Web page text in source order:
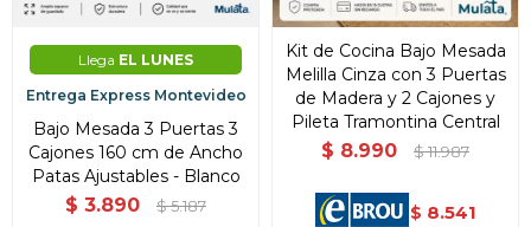
Llega EL LUNES
Entrega Express Montevideo
Bajo Mesada 3 Puertas 3
Cajones 160 cm de Ancho
Patas Ajustables - Blanco
$ 3.890 $ 5.187
Kit de Cocina Bajo Mesada
Melilla Cinza con 3 Puertas
de Madera y 2 Cajones y
Pileta Tramontina Central
$ 8.990 $ 11.987
$ 8.541